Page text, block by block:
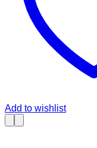
Add to wishlist